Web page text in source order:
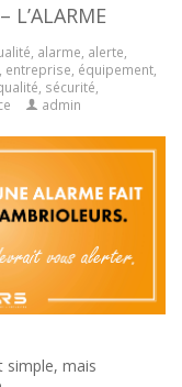
L’ALARME
, alarme, alerte,
, entreprise, équipement,
, sécurité,
admin
simple, mais